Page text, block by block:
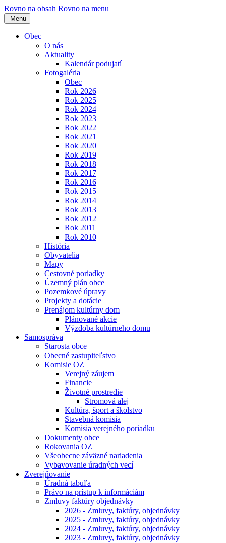
Rovno na obsah Rovno na menu
Menu
Obec
O nás
Aktuality
Kalendár podujatí
Fotogaléria
Obec
Rok 2026
Rok 2025
Rok 2024
Rok 2023
Rok 2022
Rok 2021
Rok 2020
Rok 2019
Rok 2018
Rok 2017
Rok 2016
Rok 2015
Rok 2014
Rok 2013
Rok 2012
Rok 2011
Rok 2010
História
Obyvatelia
Mapy
Cestovné poriadky
Územný plán obce
Pozemkové úpravy
Projekty a dotácie
Prenájom kultúrny dom
Plánované akcie
Výzdoba kultúrneho domu
Samospráva
Starosta obce
Obecné zastupiteľstvo
Komisie OZ
Verejný záujem
Financie
Životné prostredie
Stromová alej
Kultúra, šport a školstvo
Stavebná komisia
Komisia verejného poriadku
Dokumenty obce
Rokovania OZ
Všeobecne záväzné nariadenia
Vybavovanie úradných vecí
Zverejňovanie
Úradná tabuľa
Právo na prístup k informáciám
Zmluvy faktúry objednávky
2026 - Zmluvy, faktúry, objednávky
2025 - Zmluvy, faktúry, objednávky
2024 - Zmluvy, faktúry, objednávky
2023 - Zmluvy, faktúry, objednávky